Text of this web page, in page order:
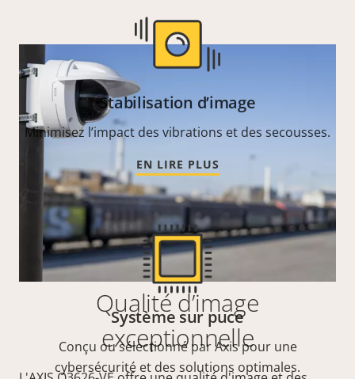
Qualité d’image
exceptionnelle
Stabilisation d’image
Minimisez l’impact des vibrations et des secousses.
EN LIRE PLUS
Système sur puce
Conçu ou sélectionné par Axis pour une
cybersécurité et des solutions optimales.